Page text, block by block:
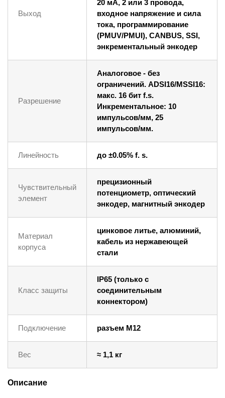
Выход
20 мА, 2 или 3 провода,
входное напряжение и сила
тока, программирование
(PMUV/PMUI), CANBUS, SSI,
энкрементальный энкодер
Разрешение
Аналоговое - без
ограничений. ADSI16/MSSI16:
макс. 16 бит f.s.
Инкрементальное: 10
импульсов/мм, 25
импульсов/мм.
Линейность до ±0.05% f. s.
Чувствительный
элемент
прецизионный
потенциометр, оптический
энкодер, магнитный энкодер
Материал
корпуса
цинковое литье, алюминий,
кабель из нержавеющей
стали
Класс защиты
IP65 (только с
соединительным
коннектором)
Подключение разъем M12
Вес ≈ 1,1 кг
Описание